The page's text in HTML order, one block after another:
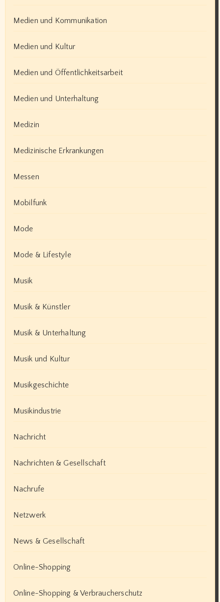
Medien und Kommunikation
Medien und Kultur
Medien und Öffentlichkeitsarbeit
Medien und Unterhaltung
Medizin
Medizinische Erkrankungen
Messen
Mobilfunk
Mode
Mode & Lifestyle
Musik
Musik & Künstler
Musik & Unterhaltung
Musik und Kultur
Musikgeschichte
Musikindustrie
Nachricht
Nachrichten & Gesellschaft
Nachrufe
Netzwerk
News & Gesellschaft
Online-Shopping
Online-Shopping & Verbraucherschutz